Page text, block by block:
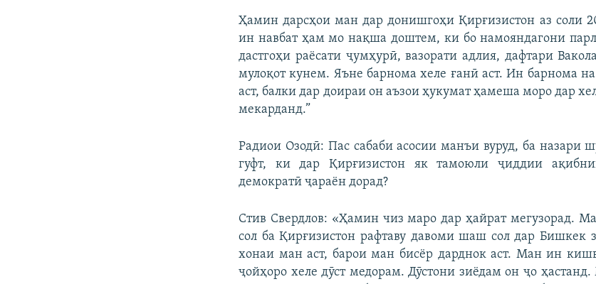
Ҳамин дарсҳои ман дар донишгоҳи Қирғизистон аз соли
ин навбат ҳам мо нақша доштем, ки бо намояндагони
дастгоҳи раёсати ҷумҳурӣ, вазорати адлия, дафтари
мулоқот кунем. Яъне барнома хеле ғанӣ аст. Ин барнома
аст, балки дар доираи он аъзои ҳукумат ҳамеша моро дар
мекарданд.”
Радиои Озодӣ: Пас сабаби асосии манъи вуруд, ба назари
гуфт, ки дар Қирғизистон як тамоюли ҷиддии
демократӣ ҷараён дорад?
Стив Свердлов: «Ҳамин чиз маро дар ҳайрат мегузорад.
сол ба Қирғизистон рафтаву давоми шаш сол дар Бишкек
хонаи ман аст, барои ман бисёр дарднок аст. Ман ин
ҷойҳоро хеле дӯст медорам. Дӯстони зиёдам он ҷо